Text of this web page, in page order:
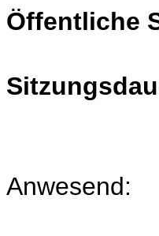
Öffentliche
Anwesend: